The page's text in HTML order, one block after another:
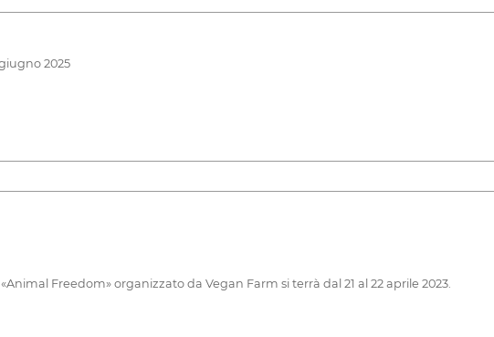
2025
Freedom» organizzato da Vegan Farm si terrà dal 21 al 22 aprile 2023.